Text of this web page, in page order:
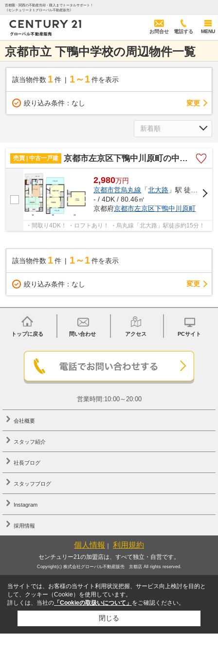
首都圏・関西の不動産売却・購入までトータルサポート！
《センチュリー２１グローバル不動産販売》
お問合せ 電話する MENU
京都市立 下鴨中学校の周辺物件一覧
該当物件数 1件 1～1 件を表示
絞り込み条件： なし 変更
売買 | 中古一戸建 京都市左京区下鴨中川原町の中古一戸建
2,980万円
京都市営烏丸線 「北大路 」駅 徒歩15分
- / 4DK / 80.46㎡
京都府京都市左京区下鴨中川原町
・間取り4DK！ ・ロフトあり！ ・烏丸線「北大路」駅徒歩約15分！
該当物件数 1件 1～1 件を表示
絞り込み条件： なし 変更
トップに戻る 問い合わせ アクセス PCサイト
営業時間:10:00～20:00
会社概要
スタッフ紹介
社長ブログ
スタッフブログ
Instagram
採用情報
個人情報 利用規約
センチュリー21の加盟店は、すべて独立・自営です。
Copyright(c) 株式会社グローバル不動産販売 京都店 All rights reserved.
当サイトでは、お客様の当サイト利用状況把握、サービス向上検討を目的と
して、クッキー（Cookie）を使用しています。
詳しくは、当社の 「Cookieの取扱いについて」 をご確認ください。
閉じる